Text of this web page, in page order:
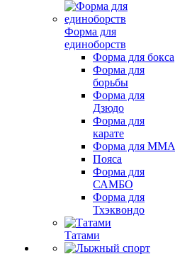
Форма для
единоборств
Форма для бокса
Форма для
борьбы
Форма для
Дзюдо
Форма для
карате
Форма для MMA
Пояса
Форма для
САМБО
Форма для
Тхэквондо
Татами